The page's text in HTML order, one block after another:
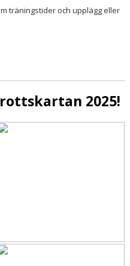
träningstider och upplägg eller
2025!